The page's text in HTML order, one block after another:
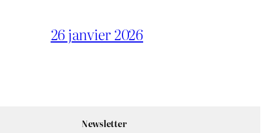
26 janvier 2026
Newsletter